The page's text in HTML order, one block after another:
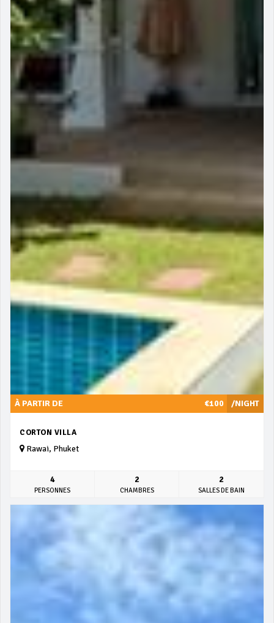
/NIGHT
À PARTIR DE €100
CORTON VILLA
Rawai, Phuket
4
PERSONNES
2
CHAMBRES
2
SALLES DE BAIN